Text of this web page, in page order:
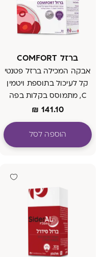
ברזל COMFORT
אבקה המכילה ברזל פטנטי
קל לעיכול בתוספת ויטמין
C, מתמוסס בקלות בפה
וטעים במיוחד
₪ 141.10
הוספה לסל